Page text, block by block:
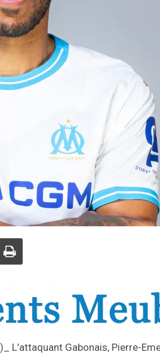
L’attaquant Gabonais, Pierre-